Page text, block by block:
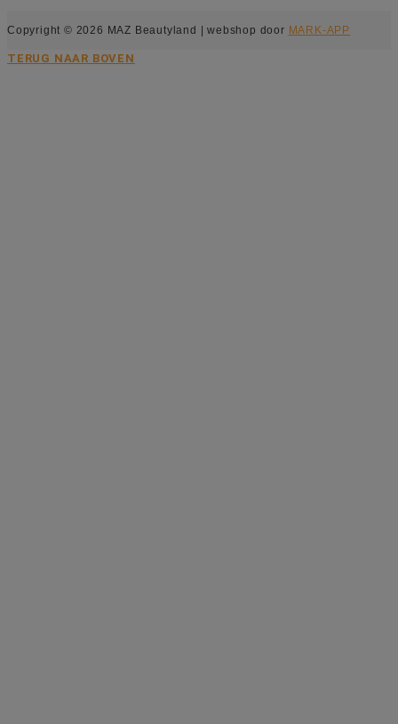
Copyright © 2026 MAZ Beautyland | webshop door MARK-APP
TERUG NAAR BOVEN